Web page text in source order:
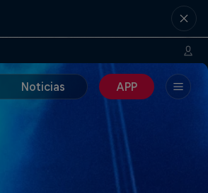
Noticias APP